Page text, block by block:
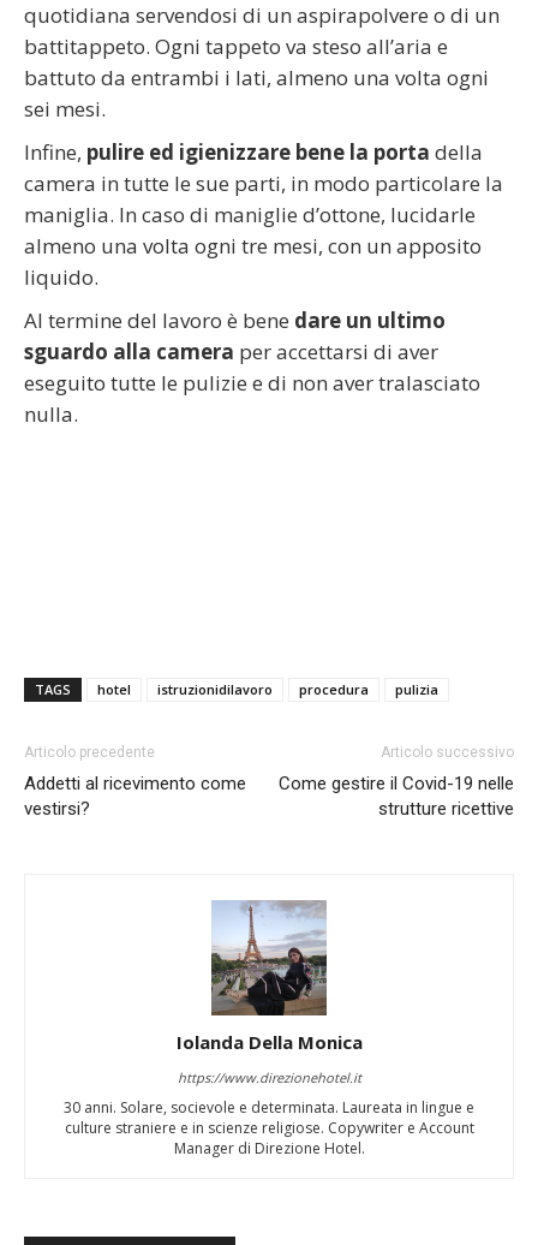
quotidiana servendosi di un aspirapolvere o di un
battitappeto. Ogni tappeto va steso all’aria e
battuto da entrambi i lati, almeno una volta ogni
sei mesi.
Infine, pulire ed igienizzare bene la porta della
camera in tutte le sue parti, in modo particolare la
maniglia. In caso di maniglie d’ottone, lucidarle
almeno una volta ogni tre mesi, con un apposito
liquido.
Al termine del lavoro è bene dare un ultimo
sguardo alla camera per accettarsi di aver
eseguito tutte le pulizie e di non aver tralasciato
nulla.
TAGS hotel istruzionidilavoro procedura pulizia
Articolo precedente
Addetti al ricevimento come
vestirsi?
Articolo successivo
Come gestire il Covid-19 nelle
strutture ricettive
Iolanda Della Monica
https://www.direzionehotel.it
30 anni. Solare, socievole e determinata. Laureata in lingue e
culture straniere e in scienze religiose. Copywriter e Account
Manager di Direzione Hotel.